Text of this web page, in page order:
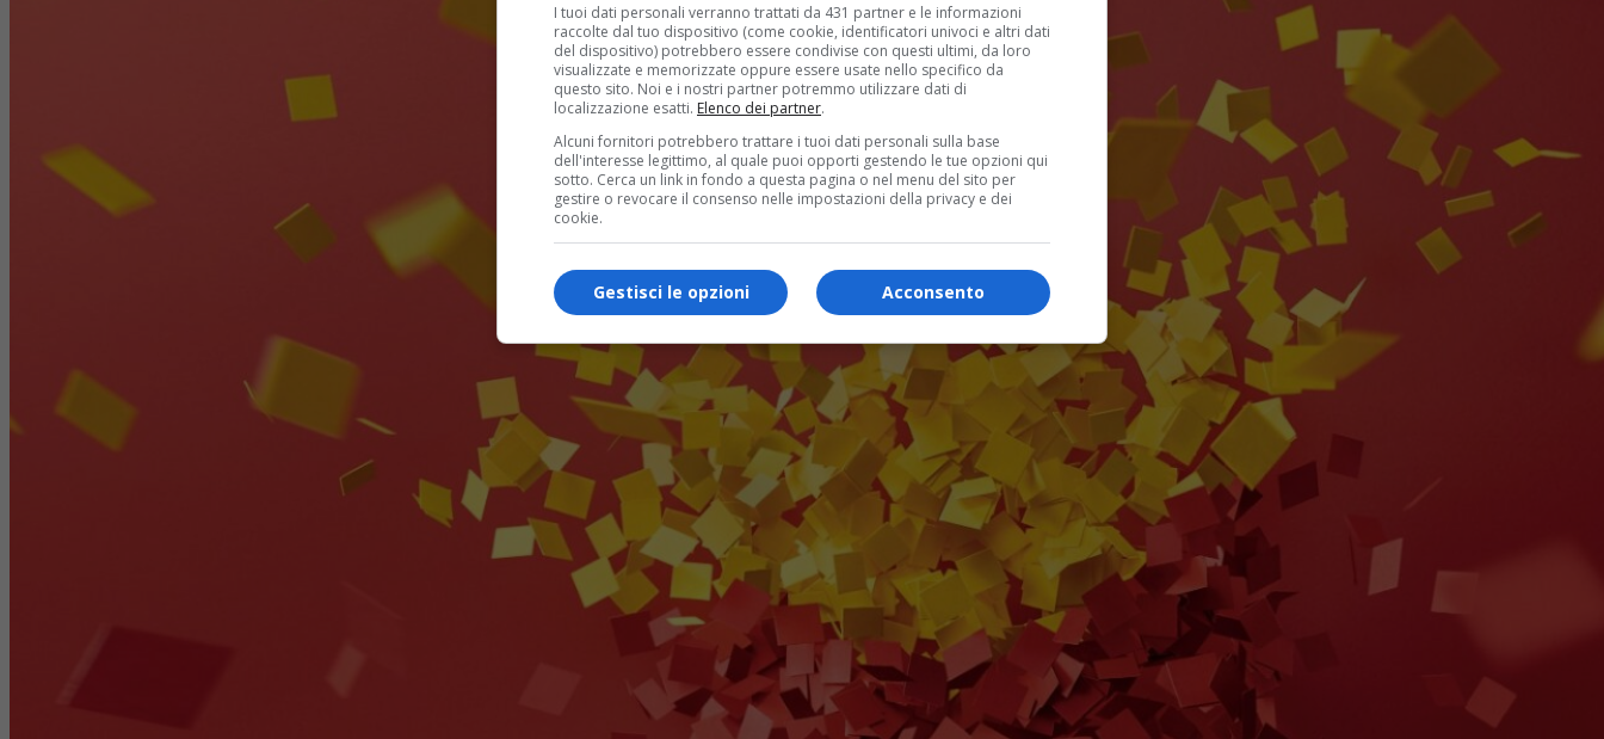
I tuoi dati personali verranno trattati da 431 partner e le informazioni
raccolte dal tuo dispositivo (come cookie, identificatori univoci e altri dati
del dispositivo) potrebbero essere condivise con questi ultimi, da loro
visualizzate e memorizzate oppure essere usate nello specifico da
questo sito. Noi e i nostri partner potremmo utilizzare dati di
localizzazione esatti. Elenco dei partner.
Alcuni fornitori potrebbero trattare i tuoi dati personali sulla base
dell'interesse legittimo, al quale puoi opporti gestendo le tue opzioni qui
sotto. Cerca un link in fondo a questa pagina o nel menu del sito per
gestire o revocare il consenso nelle impostazioni della privacy e dei
cookie.
Acconsento
Gestisci le opzioni